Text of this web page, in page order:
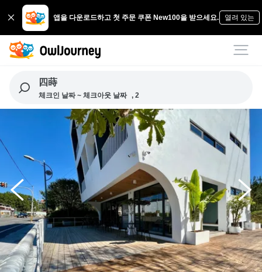
앱을 다운로드하고 첫 주문 쿠폰 New100을 받으세요. 열려 있는
四蒔
체크인 날짜 ~ 체크아웃 날짜 , 2